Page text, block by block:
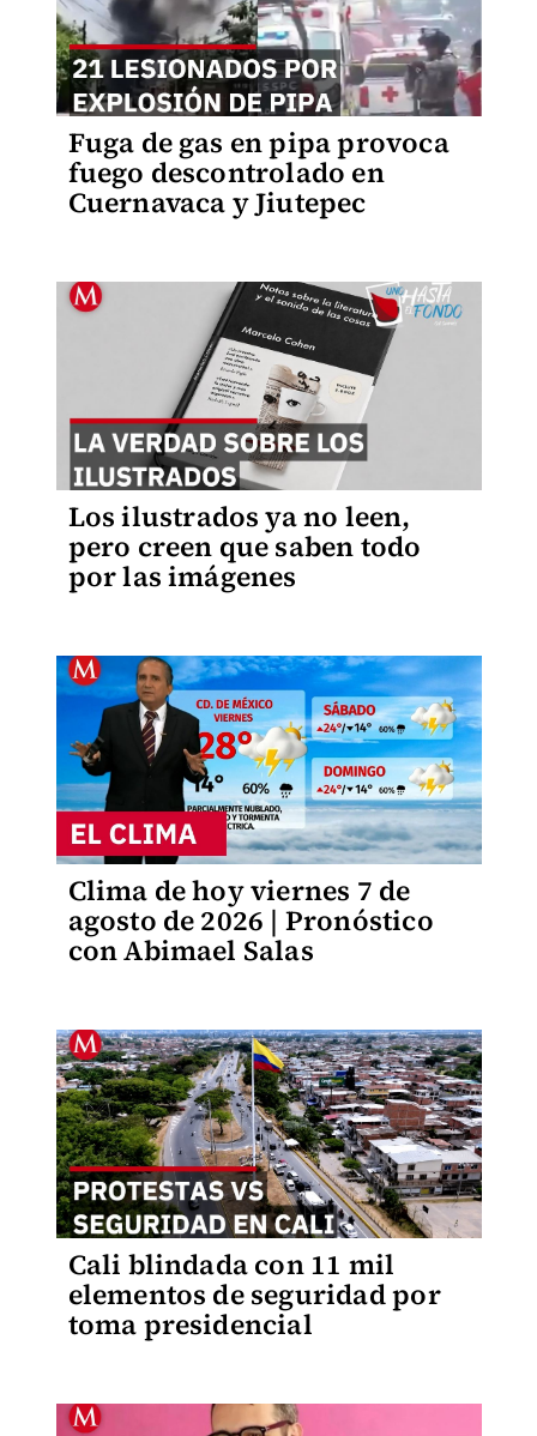
Fuga de gas en pipa provoca
fuego descontrolado en
Cuernavaca y Jiutepec
Los ilustrados ya no leen,
pero creen que saben todo
por las imágenes
Clima de hoy viernes 7 de
agosto de 2026 | Pronóstico
con Abimael Salas
Cali blindada con 11 mil
elementos de seguridad por
toma presidencial